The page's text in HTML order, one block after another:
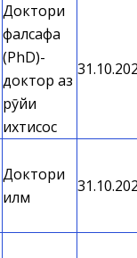
Доктори
фалсафа
(PhD)-
доктор аз
рӯйи
ихтисос
Доктори
илм